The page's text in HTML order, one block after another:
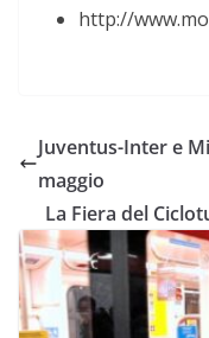
http://
Juventus-Inter e
maggio
La Fiera del